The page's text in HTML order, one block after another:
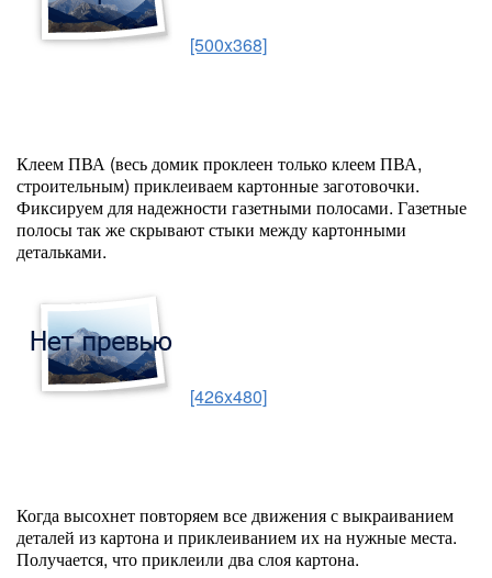
[500x368]
Клеем ПВА (весь домик проклеен только клеем ПВА,
строительным) приклеиваем картонные заготовочки.
Фиксируем для надежности газетными полосами. Газетные
полосы так же скрывают стыки между картонными
детальками.
[426x480]
Когда высохнет повторяем все движения с выкраиванием
деталей из картона и приклеиванием их на нужные места.
Получается, что приклеили два слоя картона.